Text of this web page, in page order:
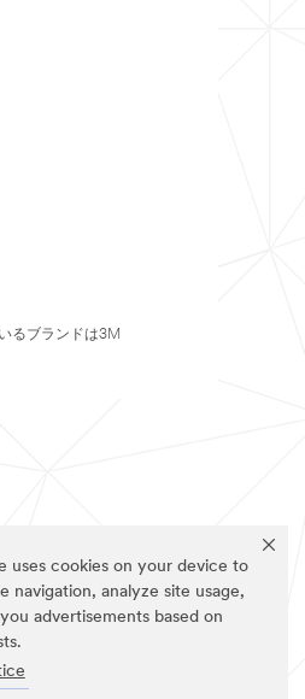
uses cookies on your device to
navigation, analyze site usage,
advertisements based on
るブランドは3M